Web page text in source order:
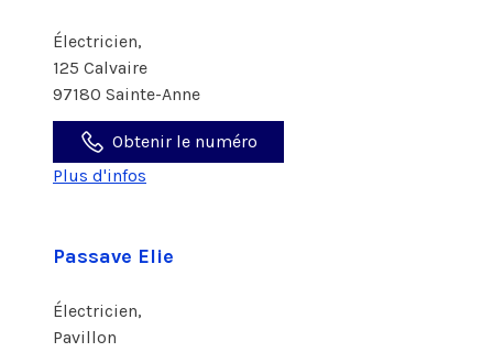
Électricien,
125 Calvaire
97180 Sainte-Anne
Obtenir le numéro
Plus d'infos
Passave Elie
Électricien,
Pavillon